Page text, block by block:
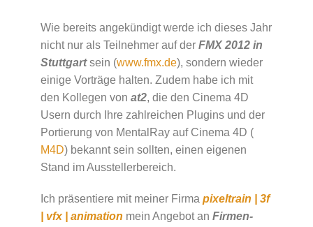
Wie bereits angekündigt werde ich dieses Jahr
nicht nur als Teilnehmer auf der FMX 2012 in
Stuttgartsein (www.fmx.de), sondern wieder
einige Vorträge halten. Zudem habe ich mit
den Kollegen von at2, die den Cinema 4D
Usern durch Ihre zahlreichen Plugins und der
Portierung von MentalRay auf Cinema 4D (
M4D) bekannt sein sollten, einen eigenen
Stand im Ausstellerbereich.
Ich präsentiere mit meiner Firma pixeltrain | 3f
| vfx | animation mein Angebot an Firmen-